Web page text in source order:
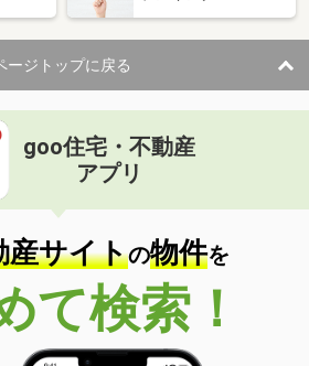
ージトップに戻る
goo住宅・不動産
アプリ
産サイトの物件を
て検索！